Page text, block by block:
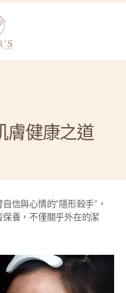
膚健康之道
信與心情的“隱形殺手”，
養，不僅關乎外在的潔